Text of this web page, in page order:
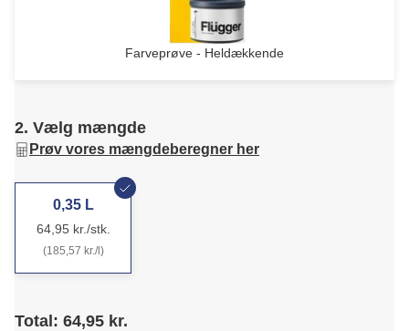
Farveprøve - Heldækkende
2. Vælg mængde
Prøv vores mængdeberegner her
0,35 L
64,95 kr./stk.
(185,57 kr./l)
Total: 64,95 kr.